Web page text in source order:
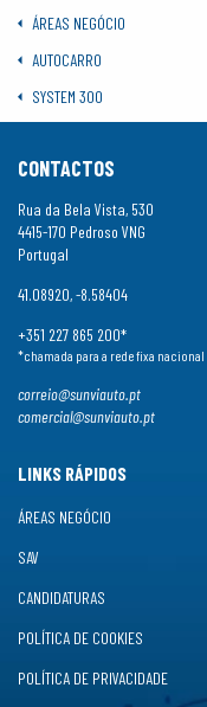
ÁREAS NEGÓCIO
AUTOCARRO
SYSTEM 300
CONTACTOS
Rua da Bela Vista, 530
4415-170 Pedroso VNG
Portugal
41.08920, -8.58404
+351 227 865 200*
*chamada para a rede fixa nacional
correio@sunviauto.pt
comercial@sunviauto.pt
LINKS RÁPIDOS
ÁREAS NEGÓCIO
SAV
CANDIDATURAS
POLÍTICA DE COOKIES
POLÍTICA DE PRIVACIDADE